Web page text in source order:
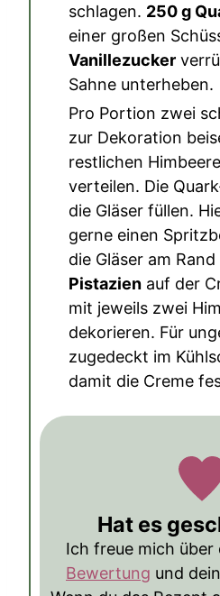
schlagen. 250 g
einer großen
Vanillezucker
Sahne unterheben.
Pro Portion zwei
zur Dekoration
restlichen
verteilen. Die
die Gläser füllen.
gerne einen
die Gläser am
Pistazien auf der
mit jeweils zwei
dekorieren. Für
zugedeckt im
damit die Creme
Hat es
Ich freue mich über
Bewertung und